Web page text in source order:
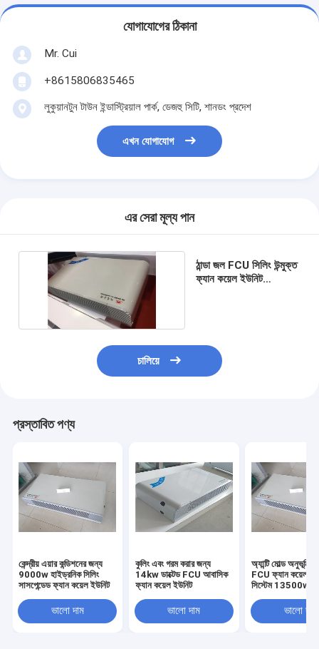
যোগাযোগের ঠিকানা
Mr. Cui
+8615806835465
লুকুয়ানটুন টাউন ইন্ডাস্ট্রিয়াল পার্ক, ডেজহু সিটি, শানডং প্রদেশ
এখন যোগাযোগ
এর সেরা মূল্য পান
ঠান্ডা জল FCU সিলিং উন্মুক্ত
ফ্যান কয়েল ইউনিট
চালিয়ে
প্রস্তাবিত পণ্য
কেন্দ্রীয় এয়ার কন্ডিশনের জন্য
9000w হাইড্রনিক সিলিং
সাসপেন্ডেড ফ্যান কয়েল ইউনিট
ভালো দাম
কুলিং এবং গরম করার জন্য
14kw ডাক্টেড FCU আবাসিক
ফ্যান কয়েল ইউনিট
ভালো দাম
অ্যান্টি মোল্ড অনুভূমিক
FCU ফ্যান কয়েল
সিস্টেম 13500w
ভালো দাম